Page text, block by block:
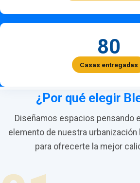
80
Casas entregadas
¿Por qué elegir
Diseñamos espacios pensando
elemento de nuestra
para ofrecerte la mejor